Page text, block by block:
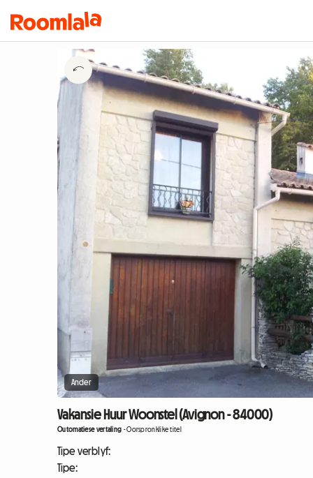
Ander
Vakansie Huur Woonstel (Avignon - 84000)
Outomatiese vertaling -Oorspronklike titel
Tipe verblyf:
Tipe: